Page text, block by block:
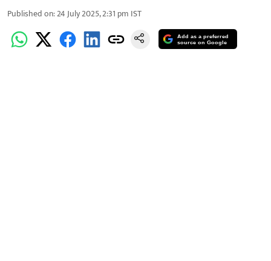
Published on:24 July 2025, 2:31 pm IST
Add as a preferred
source on Google